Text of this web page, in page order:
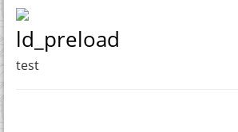
ld_preload
test